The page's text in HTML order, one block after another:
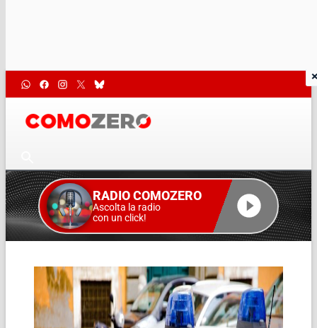
RADIO COMOZERO
Ascolta la radio
con un click!